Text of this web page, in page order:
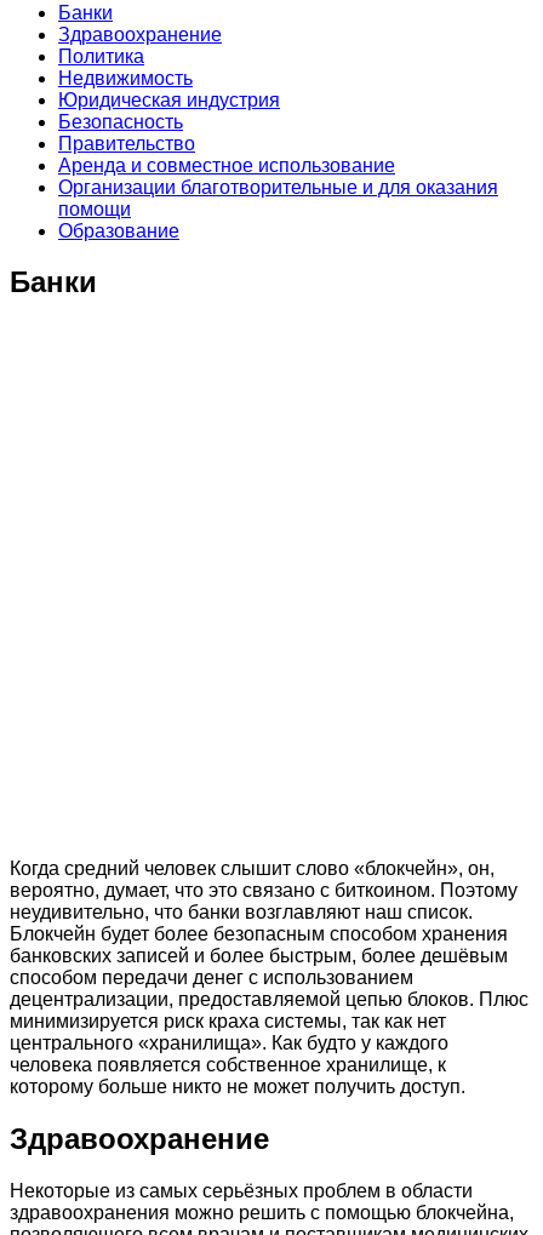
Банки
Здравоохранение
Политика
Недвижимость
Юридическая индустрия
Безопасность
Правительство
Аренда и совместное использование
Организации благотворительные и для оказания
помощи
Образование
Банки
Когда средний человек слышит слово «блокчейн», он,
вероятно, думает, что это связано с биткоином. Поэтому
неудивительно, что банки возглавляют наш список.
Блокчейн будет более безопасным способом хранения
банковских записей и более быстрым, более дешёвым
способом передачи денег с использованием
децентрализации, предоставляемой цепью блоков. Плюс
минимизируется риск краха системы, так как нет
центрального «хранилища». Как будто у каждого
человека появляется собственное хранилище, к
которому больше никто не может получить доступ.
Здравоохранение
Некоторые из самых серьёзных проблем в области
здравоохранения можно решить с помощью блокчейна,